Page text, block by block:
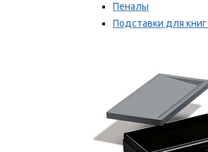
Пеналы
Подставки для книг